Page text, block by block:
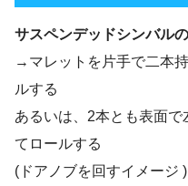
サスペンデッドシンバル
→マレットを片手で二本
ルする
あるいは、2本とも表面
てロールする
(ドアノブを回すイメージ )